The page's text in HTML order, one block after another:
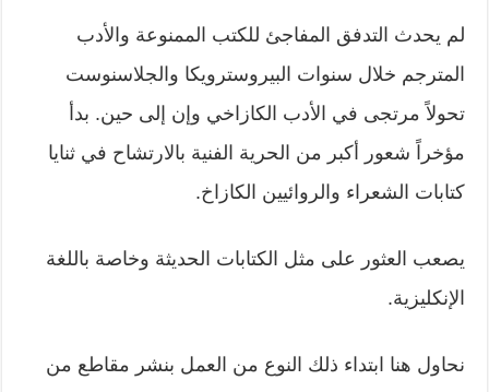
لم يحدث التدفق المفاجئ للكتب الممنوعة والأدب
المترجم خلال سنوات البيروسترويكا والجلاسنوست
تحولاً مرتجى في الأدب الكازاخي وإن إلى حين. بدأ
مؤخراً شعور أكبر من الحرية الفنية بالارتشاح في ثنايا
كتابات الشعراء والروائيين الكازاخ.
يصعب العثور على مثل الكتابات الحديثة وخاصة باللغة
الإنكليزية.
نحاول هنا ابتداء ذلك النوع من العمل بنشر مقاطع من